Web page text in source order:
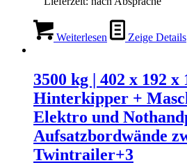
Weiterlesen Zeige Details
3500 kg | 402 x 192 x
Hinterkipper +
Elektro und
Aufsatzbordwände
Twintrailer+3